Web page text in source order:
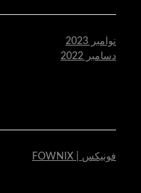
نوامبر 2023
دسامبر 2022
فونیکس | FOWNIX